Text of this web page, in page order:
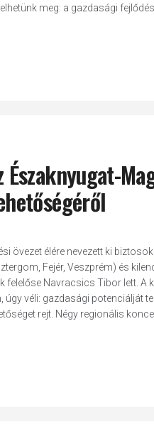
meg: a gazdasági fejlődés
övezet élére nevezett ki
Fejér, Veszprém) és
felelőse Navracsics Tibor lett.
véli: gazdasági potenciálját
rejt. Négy regionális